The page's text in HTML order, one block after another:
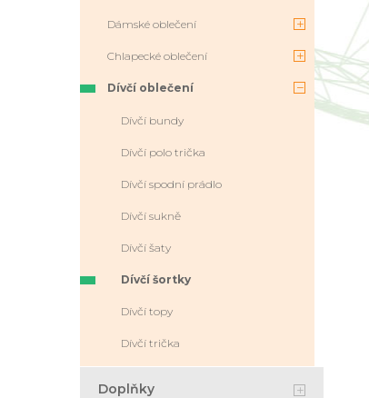
Dámské oblečení
Chlapecké oblečení
Dívčí oblečení
Dívčí bundy
Dívčí polo trička
Dívčí spodní prádlo
Dívčí sukně
Dívčí šaty
Dívčí šortky
Dívčí topy
Dívčí trička
Doplňky